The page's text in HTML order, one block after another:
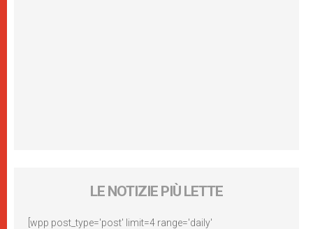
LE NOTIZIE PIÙ LETTE
[wpp post_type='post' limit=4 range='daily'